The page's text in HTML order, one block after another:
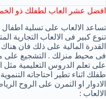
افضل عشر العاب لطفلك ذو
تساعد الالعاب على تسلية
تنوع كبير فى الالعاب التجارية
القدرة المالية على ذلك فان
فى محيط منزلك . التشجيع على
على تعلم الدروس التعليمية مثل
طفلك اثناء تطير احتاجاته
الادوار او التمرن على الروح
الالعاب :